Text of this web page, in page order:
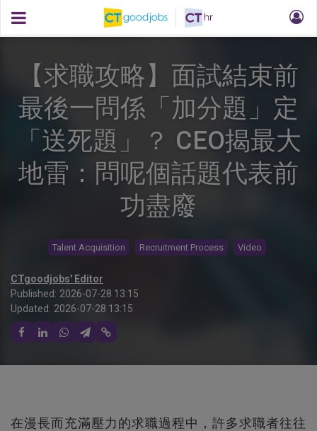
【求職攻略】面試結束前
最後一問係「加分題」定
「送死題」？ CEO揭最大
地雷：問呢個話題代表前
功盡廢
Talent Acquisition Recruitment Process Video
CTgoodjobs' Editor
Published: 2026-07-28 13:15
Updated: 2026-07-28 13:15
在漫長而充滿壓力的求職過程中，許多求職者往往